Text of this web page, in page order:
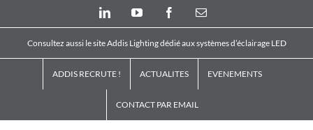
LinkedInYouTube FacebookEmail
Consultez aussi le site Addis Lighting dédié aux systèmes d’éclairage LED
ADDIS RECRUTE ! ACTUALITES EVENEMENTS
CONTACT PAR EMAIL